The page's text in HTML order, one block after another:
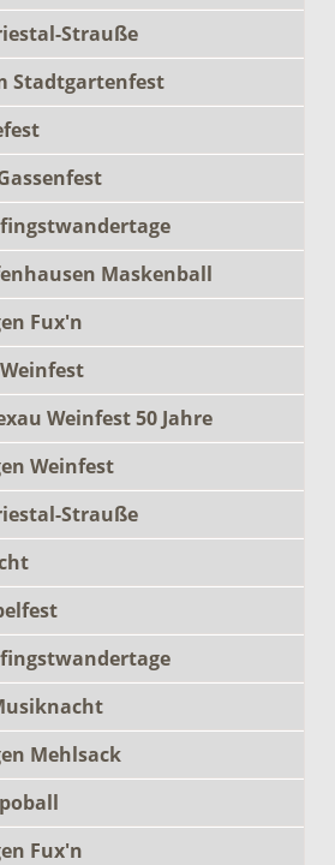
Strauße
Stadtgartenfest
Maskenball
Fux'n
Weinfest 50 Jahre
Weinfest
Strauße
Mehlsack
Fux'n